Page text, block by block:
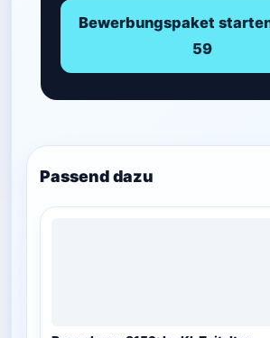
Bewerbungspaket
59
Passend dazu